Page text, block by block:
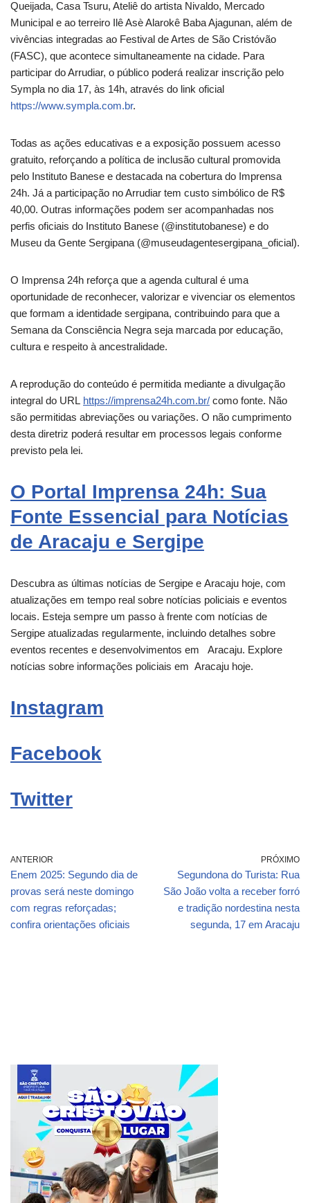
Queijada, Casa Tsuru, Ateliê do artista Nivaldo, Mercado
Municipal e ao terreiro Ilê Asè Alarokê Baba Ajagunan, além de
vivências integradas ao Festival de Artes de São Cristóvão
(FASC), que acontece simultaneamente na cidade. Para
participar do Arrudiar, o público poderá realizar inscrição pelo
Sympla no dia 17, às 14h, através do link oficial
https://www.sympla.com.br.
Todas as ações educativas e a exposição possuem acesso
gratuito, reforçando a política de inclusão cultural promovida
pelo Instituto Banese e destacada na cobertura do Imprensa
24h. Já a participação no Arrudiar tem custo simbólico de R$
40,00. Outras informações podem ser acompanhadas nos
perfis oficiais do Instituto Banese (@institutobanese) e do
Museu da Gente Sergipana (@museudagentesergipana_oficial).
O Imprensa 24h reforça que a agenda cultural é uma
oportunidade de reconhecer, valorizar e vivenciar os elementos
que formam a identidade sergipana, contribuindo para que a
Semana da Consciência Negra seja marcada por educação,
cultura e respeito à ancestralidade.
A reprodução do conteúdo é permitida mediante a divulgação
integral do URL https://imprensa24h.com.br/ como fonte. Não
são permitidas abreviações ou variações. O não cumprimento
desta diretriz poderá resultar em processos legais conforme
previsto pela lei.
O Portal Imprensa 24h: Sua
Fonte Essencial para Notícias
de Aracaju e Sergipe
Descubra as últimas notícias de Sergipe e Aracaju hoje, com
atualizações em tempo real sobre notícias policiais e eventos
locais. Esteja sempre um passo à frente com notícias de
Sergipe atualizadas regularmente, incluindo detalhes sobre
eventos recentes e desenvolvimentos em Aracaju. Explore
notícias sobre informações policiais em Aracaju hoje.
Instagram
Facebook
Twitter
ANTERIOR
Enem 2025: Segundo dia de
provas será neste domingo
com regras reforçadas;
confira orientações oficiais
PRÓXIMO
Segundona do Turista: Rua
São João volta a receber forró
e tradição nordestina nesta
segunda, 17 em Aracaju